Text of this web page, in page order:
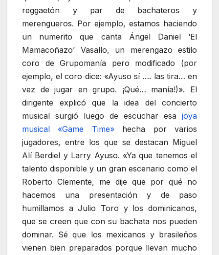
reggaetón y par de bachateros y
merengueros. Por ejemplo, estamos haciendo
un numerito que canta Ángel Daniel ‘El
Mamacoñazo’ Vasallo, un merengazo estilo
coro de Grupomanía pero modificado (por
ejemplo, el coro dice: «Ayuso sí …. las tira… en
vez de jugar en grupo. ¡Qué… manía!)». El
dirigente explicó que la idea del concierto
musical surgió luego de escuchar esa joya
musical «Game Time»hecha por varios
jugadores, entre los que se destacan Miguel
Alí Berdiel y Larry Ayuso. «Ya que tenemos el
talento disponible y un gran escenario como el
Roberto Clemente, me dije que por qué no
hacemos una presentación y de paso
humillamos a Julio Toro y los dominicanos,
que se creen que con su bachata nos pueden
dominar. Sé que los mexicanos y brasileños
vienen bien preparados porque llevan mucho